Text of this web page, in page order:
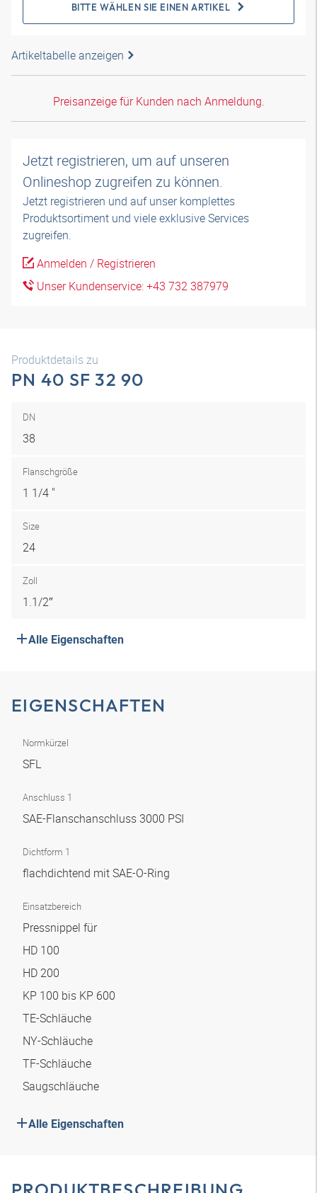
BITTE WÄHLEN SIE EINEN ARTIKEL
Artikeltabelle anzeigen
Preisanzeige für Kunden nach Anmeldung.
Jetzt registrieren, um auf unseren
Onlineshop zugreifen zu können.
Jetzt registrieren und auf unser komplettes
Produktsortiment und viele exklusive Services
zugreifen.
Anmelden / Registrieren
Unser Kundenservice: +43 732 387979
Produktdetails zu
PN 40 SF 32 90
DN
38
Flanschgröße
1 1/4 "
Size
24
Zoll
1.1/2″
Alle Eigenschaften
EIGENSCHAFTEN
Normkürzel
SFL
Anschluss 1
SAE-Flanschanschluss 3000 PSI
Dichtform 1
flachdichtend mit SAE-O-Ring
Einsatzbereich
Pressnippel für
HD 100
HD 200
KP 100 bis KP 600
TE-Schläuche
NY-Schläuche
TF-Schläuche
Saugschläuche
Alle Eigenschaften